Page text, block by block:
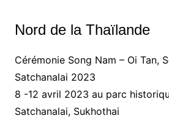
Nord de la Thaïlande
Cérémonie Song Nam – Oi Tan,
Satchanalai 2023
8 -12 avril 2023 au parc
Satchanalai, Sukhothai